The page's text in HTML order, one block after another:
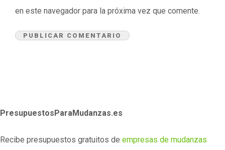
en este navegador para la próxima vez que comente.
PresupuestosParaMudanzas.es
Recibe presupuestos gratuitos de empresas de mudanzas